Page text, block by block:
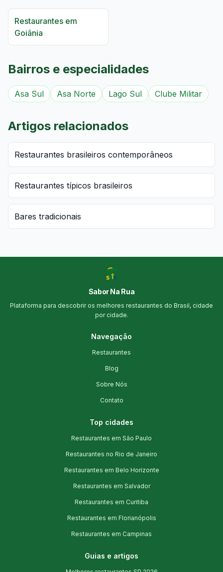
Restaurantes em
Goiânia
Bairros e especialidades
Asa Sul Asa Norte Lago Sul Clube Militar
Artigos relacionados
Restaurantes brasileiros contemporâneos
Restaurantes típicos brasileiros
Bares tradicionais
Sabor Na Rua
Plataforma para descobrir os melhores restaurantes do Brasil, cidade
por cidade.
Navegação
Restaurantes
Blog
Sobre Nós
Contato
Top cidades
Restaurantes em São Paulo
Restaurantes no Rio de Janeiro
Restaurantes em Belo Horizonte
Restaurantes em Salvador
Restaurantes em Curitiba
Restaurantes em Florianópolis
Restaurantes em Campinas
Guias e artigos